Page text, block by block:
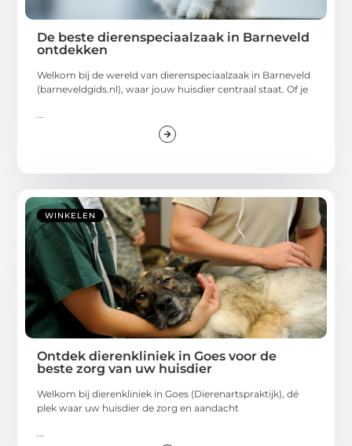
De beste dierenspeciaalzaak in Barneveld
ontdekken
Welkom bij de wereld van dierenspeciaalzaak in Barneveld
(barneveldgids.nl), waar jouw huisdier centraal staat. Of je
WINKELEN
Ontdek dierenkliniek in Goes voor de
beste zorg van uw huisdier
Welkom bij dierenkliniek in Goes (Dierenartspraktijk), dé
plek waar uw huisdier de zorg en aandacht
...